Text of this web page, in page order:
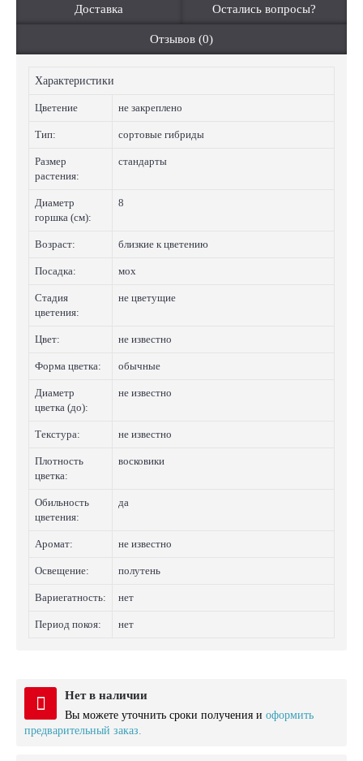
Доставка Остались вопросы?
Отзывов (0)
Характеристики
Цветение не закреплено
Тип: сортовые гибриды
Размер
растения:
стандарты
Диаметр
горшка (см):
8
Возраст: близкие к цветению
Посадка: мох
Стадия
цветения:
не цветущие
Цвет: не известно
Форма цветка: обычные
Диаметр
цветка (до):
не известно
Текстура: не известно
Плотность
цветка:
восковики
Обильность
цветения:
да
Аромат: не известно
Освещение: полутень
Вариегатность: нет
Период покоя: нет
Нет в наличии
Вы можете уточнить сроки получения и оформить
предварительный заказ.